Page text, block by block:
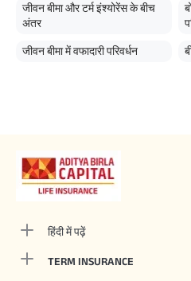
जीवन बीमा और टर्म इंश्योरेंस के बीच
अंतर
जीवन बीमा में वफादारी परिवर्धन
हिंदी में पढ़ें
TERM INSURANCE